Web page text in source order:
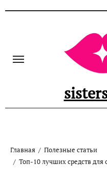
Главная
Полезные статьи
Топ-10 лучших средств